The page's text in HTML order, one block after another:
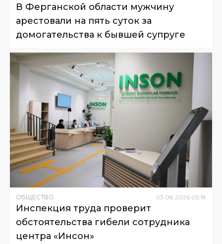
В Ферганской области мужчину
арестовали на пять суток за
домогательства к бывшей супруге
ОБЩЕСТВО 03.08.2026 05:18
Инспекция труда проверит
обстоятельства гибели сотрудника
центра «Инсон»